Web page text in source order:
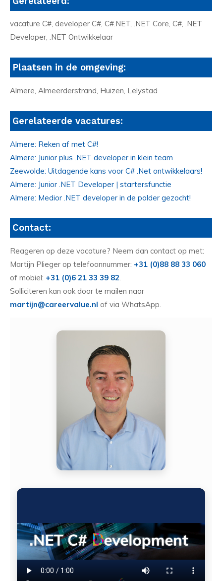
vacature C#, developer C#, C#.NET, .NET Core, C#, .NET
Developer, .NET Ontwikkelaar
Plaatsen in de omgeving:
Almere, Almeerderstrand, Huizen, Lelystad
Gerelateerde vacatures:
Almere: Reken af met C#!
Almere: Junior plus .NET developer in klein team
Zeewolde: Uitdagende kans voor C# .Net ontwikkelaars!
Almere: Junior .NET Developer | startersfunctie
Almere: Medior .NET developer in de polder gezocht!
Contact:
Reageren op deze vacature? Neem dan contact op met:
Martijn Plieger op telefoonnummer: +31 (0)88 88 33 060
of mobiel: +31 (0)6 21 33 39 82.
Solliciteren kan ook door te mailen naar
martijn@careervalue.nl of via WhatsApp.